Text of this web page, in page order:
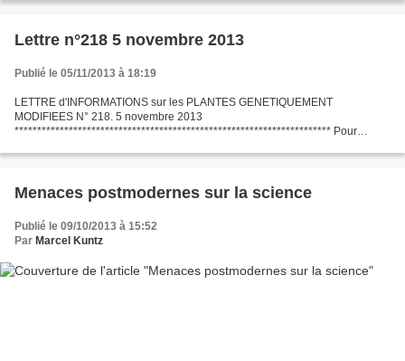
grenoble.fr/sympa/info/lettreinfopgm...
Lettre n°218 5 novembre 2013
Publié le 05/11/2013 à 18:19
LETTRE d'INFORMATIONS sur les PLANTES GENETIQUEMENT
MODIFIEES N° 218. 5 novembre 2013
********************************************************************** Pour
grenoble.fr/sympa/info/lettreinfopgm...
Menaces postmodernes sur la science
Publié le 09/10/2013 à 15:52
Par Marcel Kuntz